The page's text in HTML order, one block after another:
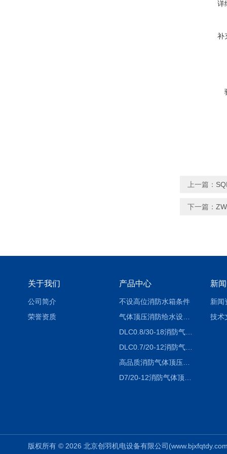
详
补
上一篇：
下一篇：
关于我们
公司简介
荣誉资质
产品中心
不设高位消防水箱条件
气体顶压消防给水设备（气压罐）工作原理
DLC0.8/30-18消防气体顶压设备价格
DLC0.7/20-12消防气体顶压给水设备厂家
高品质消防气体顶压给水设备价格
新
新闻
技术
版权所有 © 2026 北京创羽机电设备有限公司